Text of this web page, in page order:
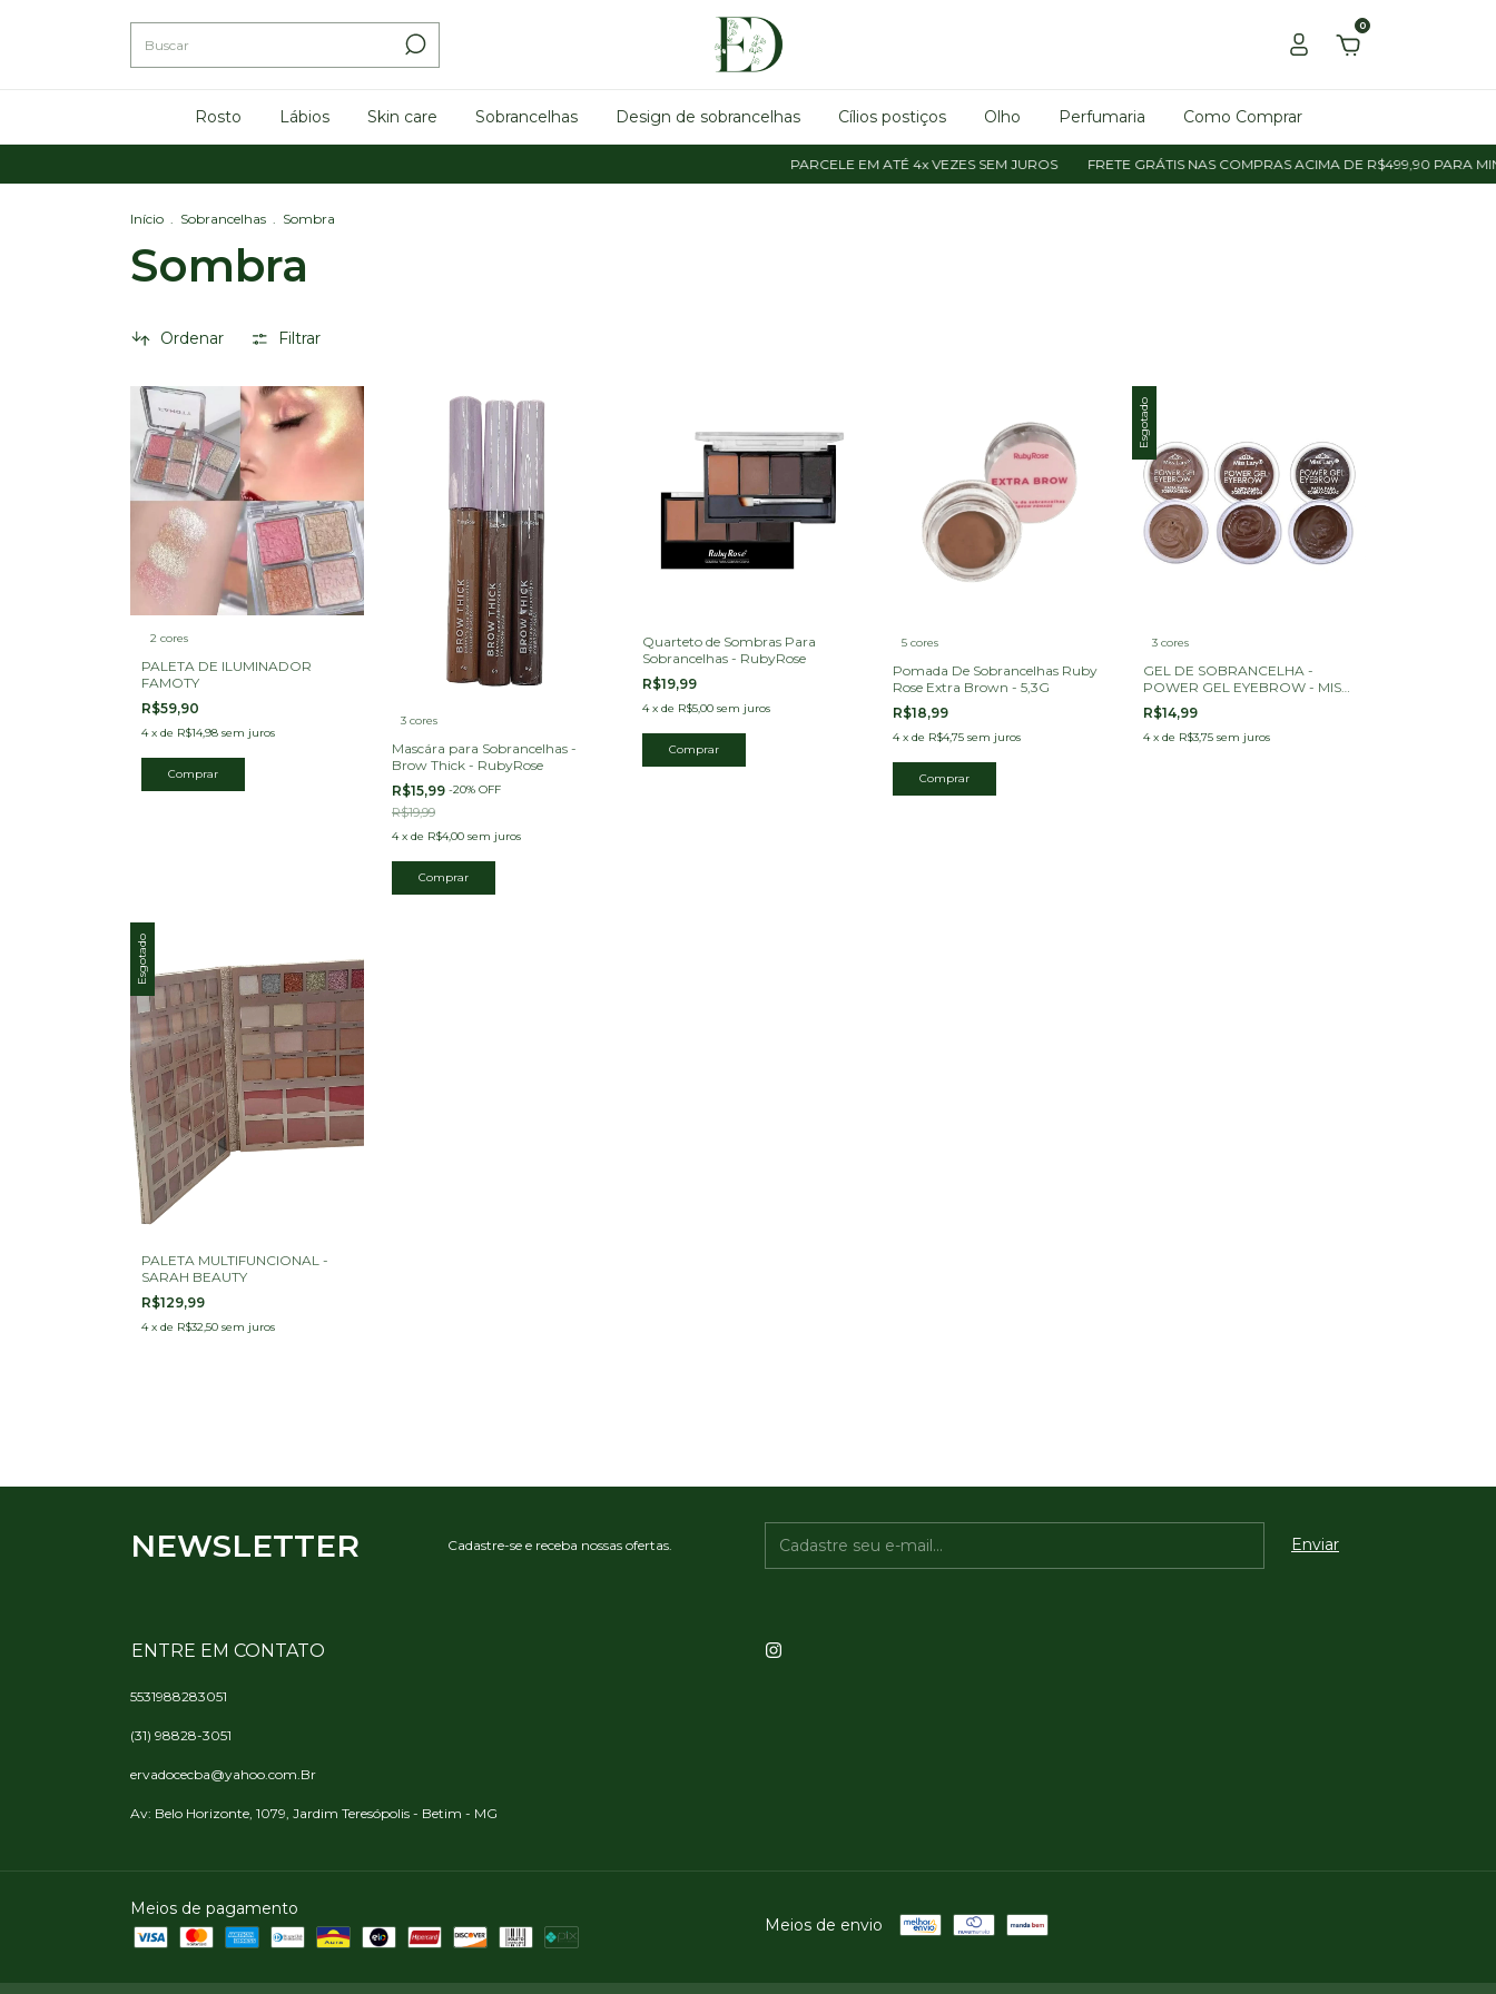
0
Rosto Lábios Skin care Sobrancelhas Design de sobrancelhas Cílios postiços Olho Perfumaria Como Comprar
PARCELE EM ATÉ 4x VEZES SEM JUROS FRETE GRÁTIS NAS COMPRAS ACIMA DE R$499,90 PARA
Início . Sobrancelhas . Sombra
Sombra
Ordenar Filtrar
2 cores
PALETA DE ILUMINADOR
FAMOTY
R$59,90
4 x de R$14,98 sem juros
Comprar
3 cores
Mascára para Sobrancelhas -
Brow Thick - RubyRose
R$15,99 -20% OFF
R$19,99
4 x de R$4,00 sem juros
Comprar
Quarteto de Sombras Para
Sobrancelhas - RubyRose
R$19,99
4 x de R$5,00 sem juros
5 cores
Pomada De Sobrancelhas Ruby
Rose Extra Brown - 5,3G
R$18,99
4 x de R$4,75 sem juros
Comprar
Esgotado
3 cores
GEL DE SOBRANCELHA -
POWER GEL EYEBROW - MISS
LARY
R$14,99
4 x de R$3,75 sem juros
Esgotado
PALETA MULTIFUNCIONAL -
SARAH BEAUTY
R$129,99
4 x de R$32,50 sem juros
NEWSLETTER Cadastre-se e receba nossas ofertas.
ENTRE EM CONTATO
5531988283051
(31) 98828-3051
ervadocecba@yahoo.com.Br
Av: Belo Horizonte, 1079, Jardim Teresópolis - Betim - MG
Meios de pagamento
Meios de envio